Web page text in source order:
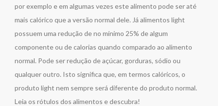
por exemplo e em algumas vezes este alimento pode ser até
mais calórico que a versão normal dele. Já alimentos light
possuem uma redução de no mínimo 25% de algum
componente ou de calorias quando comparado ao alimento
normal. Pode ser redução de açúcar, gorduras, sódio ou
qualquer outro. Isto significa que, em termos calóricos, o
produto light nem sempre será diferente do produto normal.
Leia os rótulos dos alimentos e descubra!